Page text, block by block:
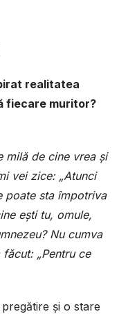
realitatea
fiecare muritor?
milă de cine vrea și
vei zice: „Atunci
poate sta împotriva
ești tu, omule,
Nu cumva
„Pentru ce
și o stare